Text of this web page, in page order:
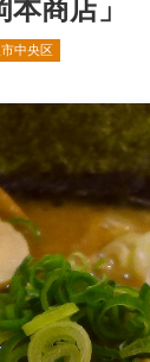
商店」
中央区